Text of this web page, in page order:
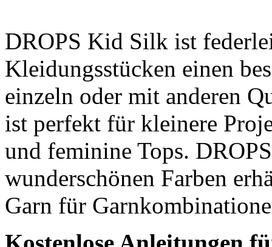
DROPS Kid Silk ist
Kleidungsstücken einen
einzeln oder mit anderen
ist perfekt für kleinere
und feminine Tops.
wunderschönen Farben
Garn für